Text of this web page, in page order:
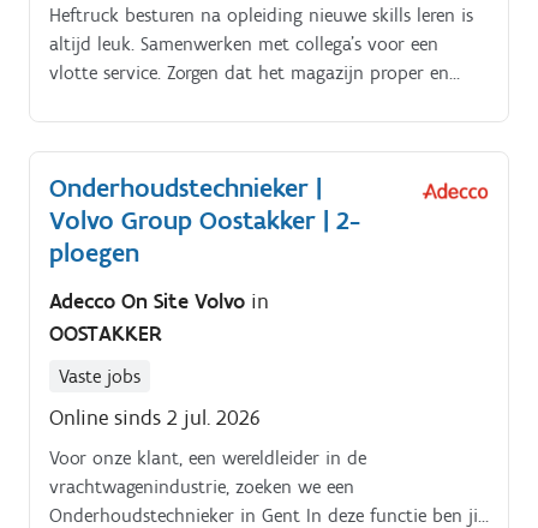
Heftruck besturen na opleiding nieuwe skills leren is
altijd leuk. Samenwerken met collega's voor een
vlotte service. Zorgen dat het magazijn proper en
Onderhoudstechnieker |
Volvo Group Oostakker | 2-
ploegen
Adecco On Site Volvo in
OOSTAKKER
Vaste jobs
Online sinds 2 jul. 2026
Voor onze klant, een wereldleider in de
vrachtwagenindustrie, zoeken we een
Onderhoudstechnieker in Gent In deze functie ben jij